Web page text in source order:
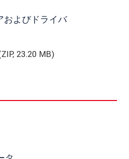
およびドライバ
ZIP, 23.20 MB)